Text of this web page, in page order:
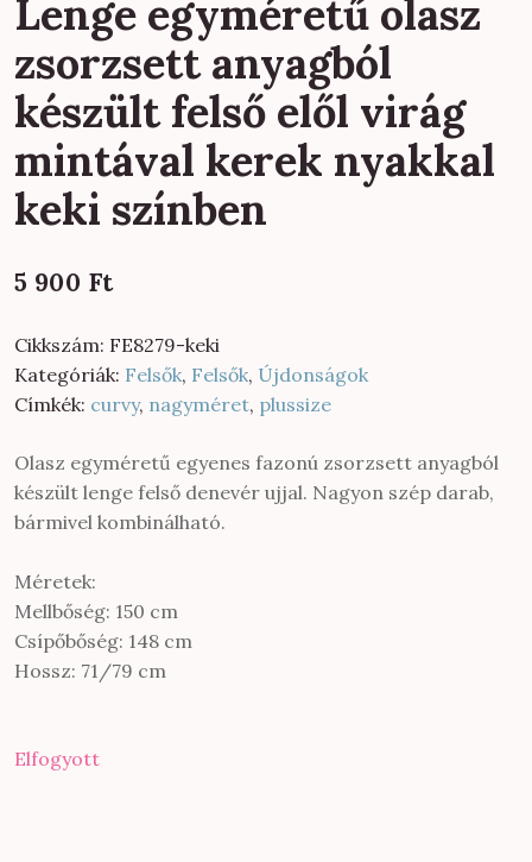
Lenge egyméretű olasz
zsorzsett anyagból
készült felső elől virág
mintával kerek nyakkal
keki színben
5 900 Ft
Cikkszám: FE8279-keki
Kategóriák: Felsők, Felsők, Újdonságok
Címkék: curvy, nagyméret, plussize
Olasz egyméretű egyenes fazonú zsorzsett anyagból
készült lenge felső denevér ujjal. Nagyon szép darab,
bármivel kombinálható.
Méretek:
Mellbőség: 150 cm
Csípőbőség: 148 cm
Hossz: 71/79 cm
Elfogyott